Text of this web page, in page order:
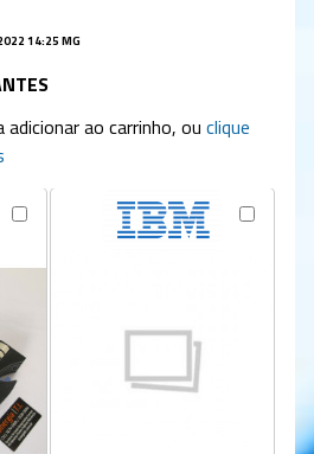
14:25 MG
ao carrinho, ou clique